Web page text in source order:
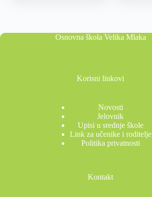
Osnovna škola Velika Mlaka
Korisni linkovi
Novosti
Jelovnik
Upisi u srednje škole
Link za učenike i roditelje
Politika privatnosti
Kontakt